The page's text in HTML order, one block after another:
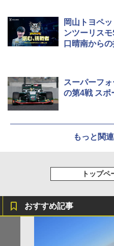
岡山トヨペ
ンツーリス
口晴南から
スーパーフ
の第4戦 スポ
もっと関
トップペ
おすすめ記事